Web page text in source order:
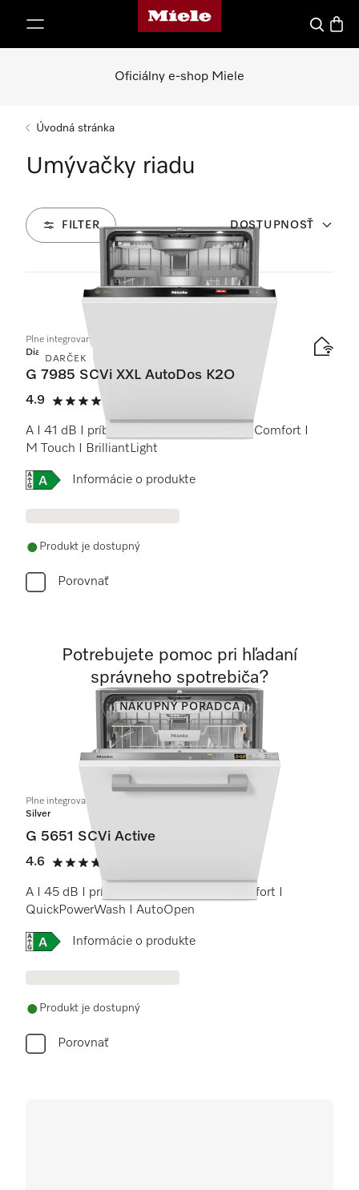
Domovská stránka spoločnosti Miele
Hľadať
Oficiálny e-shop Miele
Úvodná stránka
Umývačky riadu
FILTER DOSTUPNOSŤ
38 Produkty
DARČEK
Plne integrovaná umývačka riadu XXL
Diamond
G 7985 SCVi XXL AutoDos K2O
4.9
4.9 / 5
A I 41 dB I príborová zásuvka I koše MaxiComfort I
M Touch I BrilliantLight
Online Label Flag, Energetický štítok
Informácie o produkte
Produkt je dostupný
Porovnať
Plne integrovaná umývačka riadu
Silver
G 5651 SCVi Active
4.6
4.6 / 5
A I 45 dB I príborová zásuvka I koše Comfort I
QuickPowerWash I AutoOpen
Online Label Flag, Energetický štítok
Informácie o produkte
Produkt je dostupný
Porovnať
Potrebujete pomoc pri hľadaní
správneho spotrebiča?
NÁKUPNÝ PORADCA